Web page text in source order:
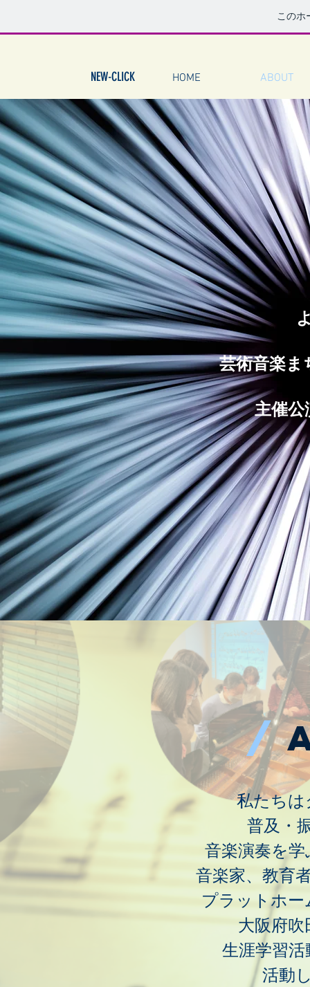
このホ
NEW-CLICK HOME ABOUT
芸術音楽ま
主催公
/
私たちは
普及・
音楽演奏を
音楽家、教育
プラットホー
大阪府
生涯学習
活動